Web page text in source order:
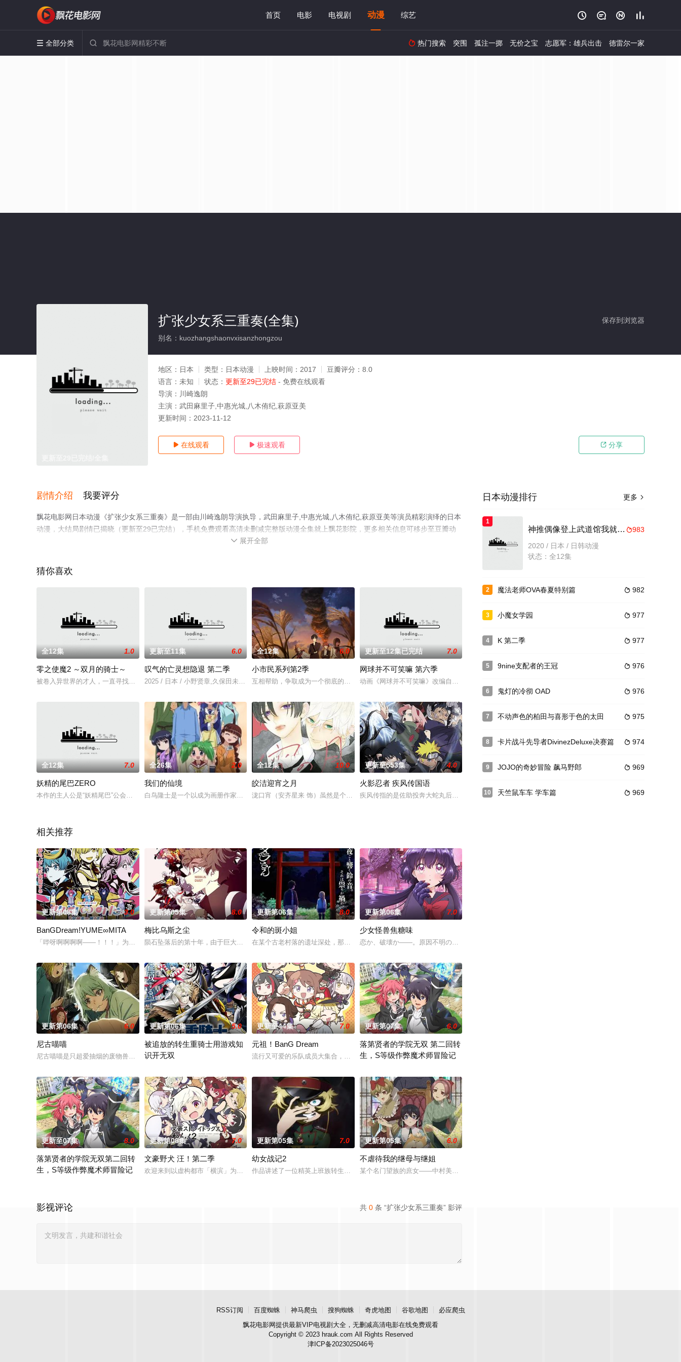
首页 电影 电视剧 动漫 综艺    
 全部分类   热门搜索 突围 孤注一掷 无价之宝 志愿军：雄兵出击 德雷尔一家
保存到浏览器
扩张少女系三重奏(全集)
别名：kuozhangshaonvxisanzhongzou
地区： 日本 类型： 日本动漫 上映时间： 2017 豆瓣评分： 8.0
语言： 未知 状态： 更新至29已完结 - 免费在线观看
导演： 川崎逸朗
主演： 武田麻里子,中惠光城,八木侑纪,萩原亚美
更新时间： 2023-11-12
 在线观看  极速观看  分享
剧情介绍 我要评分
飘花电影网日本动漫《扩张少女系三重奏》是一部由川崎逸朗导演执导，武田麻里子,中惠光城,八木侑纪,萩原亚美等演员精彩演绎的日本
动漫，大结局剧情已揭晓（更新至29已完结），手机免费观看高清未删减完整版动漫全集就上飘花影院，更多相关信息可移步至豆瓣动
 展开全部
猜你喜欢
全12集 1.0
零之使魔2 ～双月的骑士～
被卷入异世界的才人，一直寻找着回到原来世界的方法。终于有一天，他遇到了能够回到日本的千年一遇的好机会，但是，才人
更新至11集 6.0
叹气的亡灵想隐退 第二季
2025 / 日本 / 小野贤章,久保田未梦,菲鲁兹·蓝,小原好美,天崎滉平,杉田智和,古贺葵,大地叶,关根明良,前田诚二,大塚明夫,道
全12集 6.0
小市民系列第2季
互相帮助，争取成为一个彻底的小市民吧。小鸠过去因为喜欢进行被他称之为“动脑子”的推理活动，有过一段苦涩的经历，这
更新至12集已完结 7.0
网球并不可笑嘛 第六季
动画《网球并不可笑嘛》改编自Roots（ルーツ）原作、Piyo作画的同名漫画。作品主要是围绕着龟井户高校
全12集 7.0
妖精的尾巴ZERO
本作的主人公是“妖精尾巴”公会的初代会长梅比斯，和亲友泽拉两个人在天狼岛生活的她天真烂漫而且喜欢读书，另外，她的
全26集 2.0
我们的仙境
白鸟隆士是一个以成为画册作家为目标的专科学生。由于自己家比较远，所以一个人住进了上学比较方便的鸣泷庄。可是，这里
全12集 10.0
皎洁迎宵之月
泷口宵（安齐星来 饰）虽然是个女生，但是她长相俊美，举止也很潇洒帅气，所以被同学们称为「王子」。虽然宵也想象漫画
更新至553集 4.0
火影忍者 疾风传国语
疾风传指的是佐助投奔大蛇丸后三年发生的故事，故疾风传也可以理解为《火影忍者》第二部。不知不觉《火
相关推荐
更新第08集 3.0
BanGDream!YUME∞MITA
「哔呀啊啊啊啊——！！！」为了乐团出道而突然集结的团员们！虽然每个人都拥有耀眼夺目的个性与实力，但现在的她们根本
更新第05集 8.0
梅比乌斯之尘
陨石坠落后的第十年，由于巨大结晶释放出的神秘粒子“梅比乌斯之尘”的影响，一部分孩子获得了名为“拉姆斯”的特殊能力
更新第06集 8.0
令和的斑小姐
在某个古老村落的遗址深处，那一片禁止入内的区域里，存在着被口口相传为“窥之生厄、亵之招祟”的“不可触碰之物”。世
更新第06集 7.0
少女怪兽焦糖味
恋か、破壊か――。原因不明の病に悩まされている女子高生・赤石黒絵（クロエ）。不器用で人との交流を
更新第06集 6.0
尼古喵喵
尼古喵喵是只超爱抽烟的废物兽人！因为缺乏伦理与卫生观念，不是把烟头往窗外乱丢，就是对人乱吐口水，偶尔还会做出一些
更新第06集 5.0
被追放的转生重骑士用游戏知
识开无双
更新至44集 7.0
元祖！BanG Dream
流行又可爱的乐队成员大集合，充满前卫魅力的痛快女子乐队喜剧！来这里吧邦多利你和我都是邦多利！
更新第07集 6.0
落第贤者的学院无双 第二回转
生，S等级作弊魔术师冒险记
更新至07集 8.0
落第贤者的学院无双第二回转
生，S等级作弊魔术师冒险记
更新第06集 7.0
文豪野犬 汪！第二季
欢迎来到以虚构都市「横滨」为舞台，一众如同疯跑乱咬、四处乱窜的迷途犬们，热热闹闹、鸡飞狗跳的日常世界！ 依旧针锋
更新第05集 7.0
幼女战记2
作品讲述了一位精英上班族转生至战火纷飞的异世界，成为少女谭雅·提古雷查夫，并凭借前世的理智与知识在帝国军中步步高
更新第05集 6.0
不虐待我的继母与继姐
某个名门望族的庶女——中村美冶，原本与母亲两人过着虽清贫却幸福的生活。然而有一天，她深爱的母亲去
共 0 条 “扩张少女系三重奏” 影评
影视评论
更多 
日本动漫排行
1
983
神推偶像登上武道馆我就死而无憾
2020 / 日本 / 日韩动漫
状态：全12集
2  982
魔法老师OVA春夏特别篇
3  977
小魔女学园
4  977
K 第二季
5  976
9nine支配者的王冠
6  976
鬼灯的冷彻 OAD
7  975
不动声色的柏田与喜形于色的太田
8  974
卡片战斗先导者DivinezDeluxe决赛篇
9  969
JOJO的奇妙冒险 飙马野郎
10  969
天竺鼠车车 学车篇
RSS订阅 百度蜘蛛 神马爬虫 搜狗蜘蛛 奇虎地图 谷歌地图
必应爬虫
飘花电影网提供最新VIP电视剧大全，无删减高清电影在线免费观看
Copyright © 2023 hrauk.com All Rights Reserved
津ICP备2023025046号